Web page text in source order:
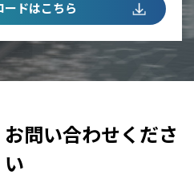
ードはこちら
問い合わせくださ
い